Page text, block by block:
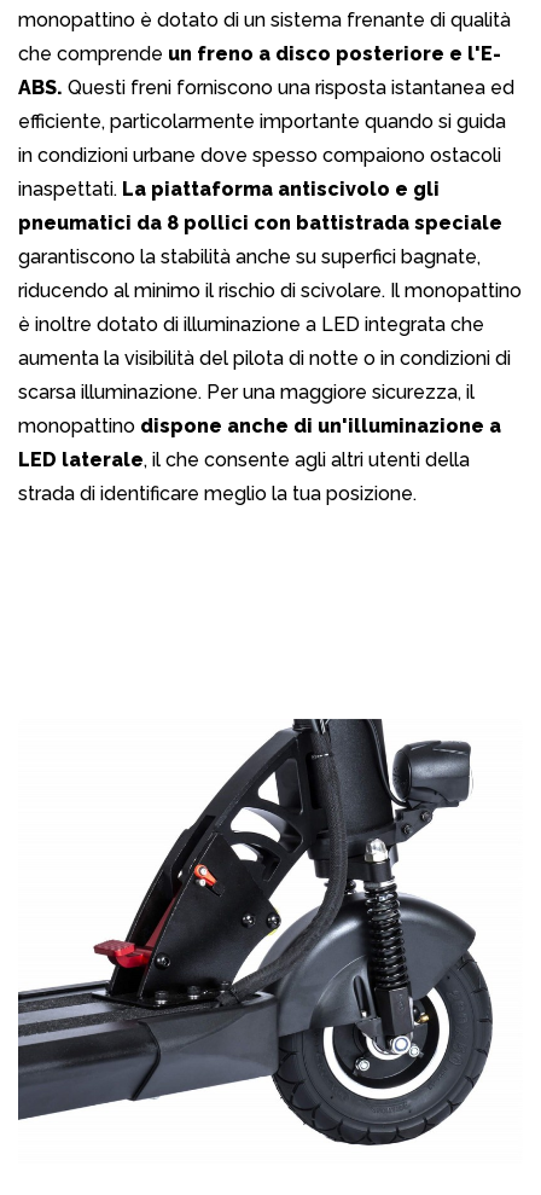
monopattino è dotato di un sistema frenante di qualità
che comprende un freno a disco posteriore e l'E-
ABS. Questi freni forniscono una risposta istantanea ed
efficiente, particolarmente importante quando si guida
in condizioni urbane dove spesso compaiono ostacoli
inaspettati. La piattaforma antiscivolo e gli
pneumatici da 8 pollici con battistrada speciale
garantiscono la stabilità anche su superfici bagnate,
riducendo al minimo il rischio di scivolare. Il monopattino
è inoltre dotato di illuminazione a LED integrata che
aumenta la visibilità del pilota di notte o in condizioni di
scarsa illuminazione. Per una maggiore sicurezza, il
monopattino dispone anche di un'illuminazione a
LED laterale, il che consente agli altri utenti della
strada di identificare meglio la tua posizione.